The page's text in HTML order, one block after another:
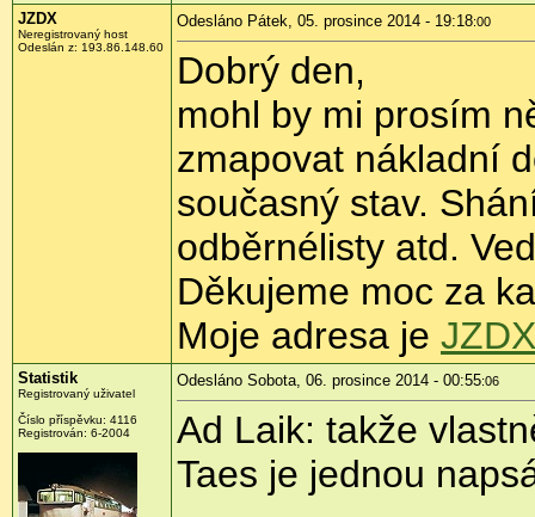
JZDX
Neregistrovaný host
Odeslán z: 193.86.148.60
Odesláno Pátek, 05. prosince 2014 - 19:18:00
Dobrý den,
mohl by mi prosím
zmapovat nákladní
současný stav.
odběrnélisty atd.
Děkujeme moc za
Moje adresa je
Statistik
Registrovaný uživatel
Číslo příspěvku: 4116
Registrován: 6-2004
Odesláno Sobota, 06. prosince 2014 - 00:55:06
Ad Laik: takže
Taes je jednou